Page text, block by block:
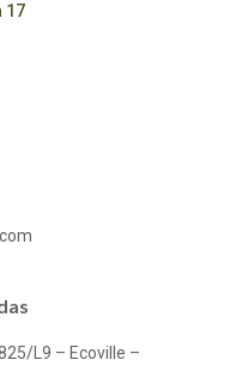
17
L9 – Ecoville –